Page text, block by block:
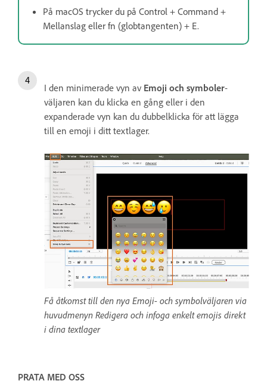
På macOS trycker du på Control + Command +
Mellanslag eller fn (globtangenten) + E.
I den minimerade vyn av Emoji och symboler-
väljaren kan du klicka en gång eller i den
expanderade vyn kan du dubbelklicka för att lägga
till en emoji i ditt textlager.
Få åtkomst till den nya Emoji- och symbolväljaren via
huvudmenyn Redigera och infoga enkelt emojis direkt
i dina textlager
PRATA MED OSS